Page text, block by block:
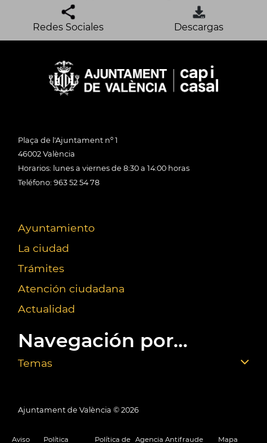
Redes Sociales Descargas
Plaça de l'Ajuntament nº 1
46002 València
Horarios: lunes a viernes de 8:30 a 14:00 horas
Teléfono: 963 52 54 78
Ayuntamiento
La ciudad
Trámites
Atención ciudadana
Actualidad
Navegación por...
Temas
Ajuntament de València © 2026
Aviso Política Política de Agencia Antifraude Mapa